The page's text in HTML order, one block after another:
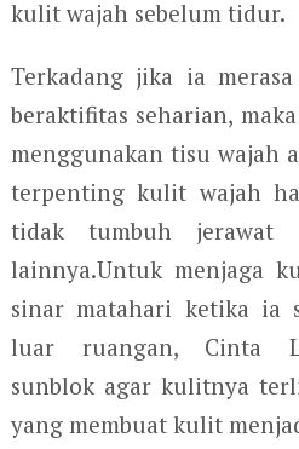
kulit wajah sebelum tidur.
Terkadang jika ia
beraktifitas seharian,
menggunakan tisu wajah
terpenting kulit wajah
tidak tumbuh jerawat
lainnya.Untuk menjaga
sinar matahari ketika ia
luar ruangan, Cinta
sunblok agar kulitnya
yang membuat kulit